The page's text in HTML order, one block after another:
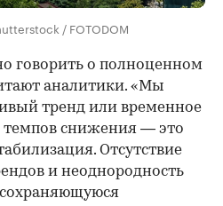
/ FOTODOM
говорить о полноценном
аналитики. «Мы
тренд или временное
темпов снижения — это
Отсутствие
и неоднородность